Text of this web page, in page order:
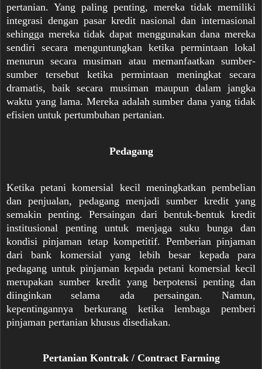
pertanian. Yang paling penting, mereka tidak memiliki
integrasi dengan pasar kredit nasional dan internasional
sehingga mereka tidak dapat menggunakan dana mereka
sendiri secara menguntungkan ketika permintaan lokal
menurun secara musiman atau memanfaatkan sumber-
sumber tersebut ketika permintaan meningkat secara
dramatis, baik secara musiman maupun dalam jangka
waktu yang lama. Mereka adalah sumber dana yang tidak
efisien untuk pertumbuhan pertanian.
Pedagang
Ketika petani komersial kecil meningkatkan pembelian
dan penjualan, pedagang menjadi sumber kredit yang
semakin penting. Persaingan dari bentuk-bentuk kredit
institusional penting untuk menjaga suku bunga dan
kondisi pinjaman tetap kompetitif. Pemberian pinjaman
dari bank komersial yang lebih besar kepada para
pedagang untuk pinjaman kepada petani komersial kecil
merupakan sumber kredit yang berpotensi penting dan
diinginkan selama ada persaingan. Namun,
kepentingannya berkurang ketika lembaga pemberi
pinjaman pertanian khusus disediakan.
Pertanian Kontrak / Contract Farming